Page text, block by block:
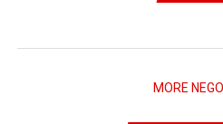
MORE